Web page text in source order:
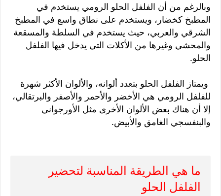
وبالرغم من أن الفلفل الحلو الرومي يستخدم في
المطبخ كخضار، ويستخدم على نطاق واسع في المطبخ
الشرقي والعربي، حيث يستخدم في السلطة والمسقعة
والمحشي وغيرها من الأكلات التي يدخل فيها الفلفل
الحلو.
ويمتاز الفلفل الحلو بتعدد ألوانه، والألوان الأكثر شهرة
للفلفل الرومي هي الأخضر والأحمر والأصفر والبرتقالي،
إلا أن هناك بعض الألوان الأخرى مثل الأورجواني
والبنفسجي الغامق والأبيض.
ما هي الطريقة المناسبة لتحضير
الفلفل الحلو